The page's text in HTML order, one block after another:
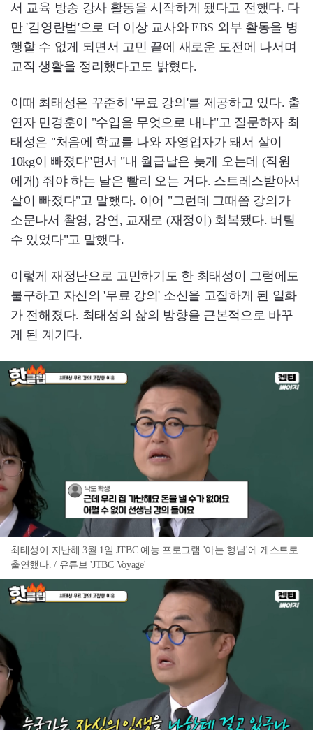
서 교육 방송 강사 활동을 시작하게 됐다고 전했다. 다
만 '김영란법'으로 더 이상 교사와 EBS 외부 활동을 병
행할 수 없게 되면서 고민 끝에 새로운 도전에 나서며
교직 생활을 정리했다고도 밝혔다.
이때 최태성은 꾸준히 '무료 강의'를 제공하고 있다. 출
연자 민경훈이 "수입을 무엇으로 내냐"고 질문하자 최
태성은 "처음에 학교를 나와 자영업자가 돼서 살이
10kg이 빠졌다"면서 "내 월급날은 늦게 오는데 (직원
에게) 줘야 하는 날은 빨리 오는 거다. 스트레스받아서
살이 빠졌다"고 말했다. 이어 "그런데 그때쯤 강의가
소문나서 촬영, 강연, 교재로 (재정이) 회복됐다. 버틸
수 있었다"고 말했다.
이렇게 재정난으로 고민하기도 한 최태성이 그럼에도
불구하고 자신의 '무료 강의' 소신을 고집하게 된 일화
가 전해졌다. 최태성의 삶의 방향을 근본적으로 바꾸
게 된 계기다.
최태성이 지난해 3월 1일 JTBC 예능 프로그램 '아는 형님'에 게스트로
출연했다. / 유튜브 'JTBC Voyage'